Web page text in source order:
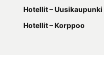
Hotellit – Uusikaupunki
Hotellit – Korppoo